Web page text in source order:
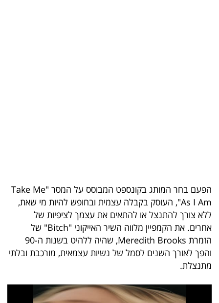
5
המילון
הכלכלי
פודקאסט
UNDER
הפעם בחר המותג בקונספט המבוסס על המסר "Take Me
As I Am", העוסק בקבלה עצמית ובחופש להיות מי שאת,
ללא צורך להתנצל או להתאים את עצמך לציפיות של
אחרים. את הקמפיין מלווה השיר האייקוני "Bitch" של
הזמרת Meredith Brooks, שהיה ללהיט בשנות ה-90
והפך לאורך השנים לסמל של נשיות עצמאית, מורכבת ובלתי
מתנצלת.